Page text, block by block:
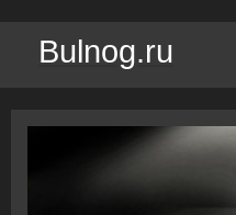
Bulnog.ru